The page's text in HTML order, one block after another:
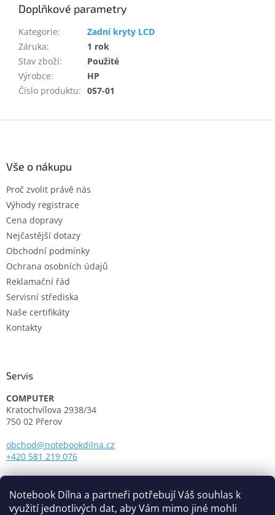
Notebook Dílna a partneři potřebují Váš souhlas k
využití jednotlivých dat, aby Vám mimo jiné mohli
Doplňkové parametry
Kategorie:
Zadní kryty LCD
Záruka:
1 rok
Stav zboží:
Použité
Výrobce:
HP
Číslo produktu: 057-01
Vše o nákupu
Proč zvolit právě nás
Výhody registrace
Cena dopravy
Nejčastější dotazy
Obchodní podmínky
Ochrana osobních údajů
Reklamační řád
Servisní střediska
Naše certifikáty
Kontakty
Servis
COMPUTER
Kratochvílova 2938/34
750 02 Přerov
obchod@notebookdilna.cz
+420 581 219 076
Otevírací doba:
Pondělí - Pátek: 9.00 - 17.00